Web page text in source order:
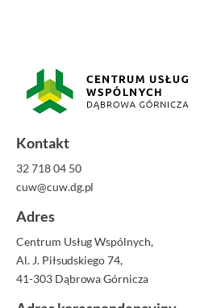
Kontakt
32 718 04 50
cuw@cuw.dg.pl
Adres
Centrum Usług Wspólnych,
Al. J. Piłsudskiego 74,
41-303 Dąbrowa Górnicza